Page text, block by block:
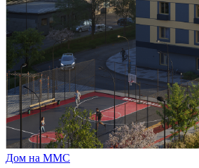
Дом на ММС